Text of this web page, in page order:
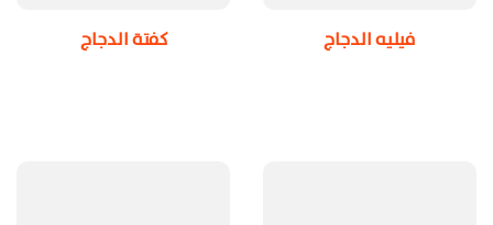
فيليه الدجاج كفتة الدجاج